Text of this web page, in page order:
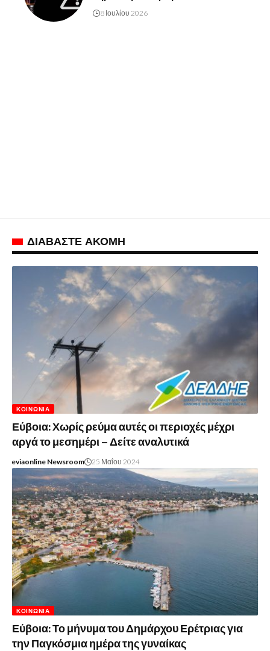
8 Ιουλίου 2026
ΔΙΑΒΑΣΤΕ ΑΚΟΜΗ
ΚΟΙΝΩΝΊΑ
Εύβοια: Χωρίς ρεύμα αυτές οι περιοχές μέχρι
αργά το μεσημέρι – Δείτε αναλυτικά
eviaonline Newsroom 25 Μαΐου 2024
ΚΟΙΝΩΝΊΑ
Εύβοια: Το μήνυμα του Δημάρχου Ερέτριας για
την Παγκόσμια ημέρα της γυναίκας